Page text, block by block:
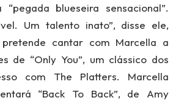
blueseira sensacional”.
Um talento inato”, disse ele,
cantar com Marcella a
de “Only You”, um clássico dos
com The Platters. Marcella
“Back To Back”, de Amy